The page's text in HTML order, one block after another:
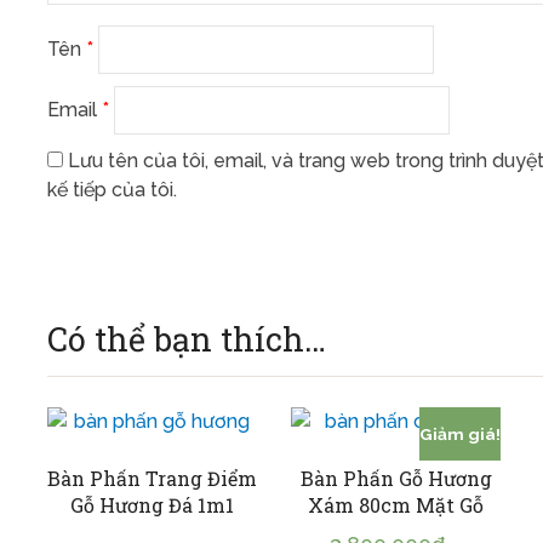
Tên *
Email *
Lưu tên của tôi, email, và trang web trong trình
kế tiếp của tôi.
Có thể bạn thích…
Bàn Phấn Trang Điểm
Gỗ Hương Đá 1m1
Giảm giá!
Bàn Phấn Gỗ Hương
Xám 80cm Mặt Gỗ